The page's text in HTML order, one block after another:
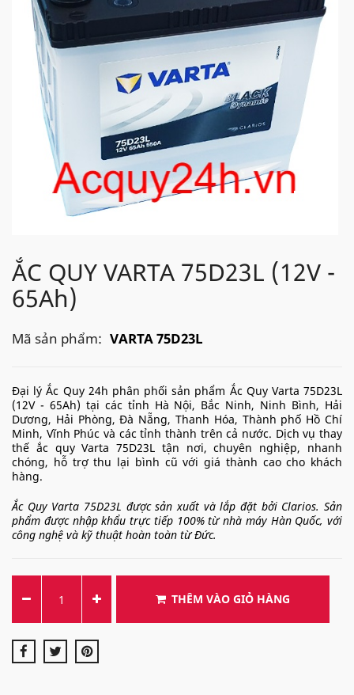
ẮC QUY VARTA 75D23L (12V -
65Ah)
Mã sản phẩm: VARTA 75D23L
Đại lý Ắc Quy 24h phân phối sản phẩm Ắc Quy Varta 75D23L
(12V - 65Ah) tại các tỉnh Hà Nội, Bắc Ninh, Ninh Bình, Hải
Dương, Hải Phòng, Đà Nẵng, Thanh Hóa, Thành phố Hồ Chí
Minh, Vĩnh Phúc và các tỉnh thành trên cả nước. Dịch vụ thay
thế ắc quy Varta 75D23L tận nơi, chuyên nghiệp, nhanh
chóng, hỗ trợ thu lại bình cũ với giá thành cao cho khách
hàng.
Ắc Quy Varta 75D23L được sản xuất và lắp đặt bởi Clarios. Sản
phẩm được nhập khẩu trực tiếp 100% từ nhà máy Hàn Quốc, với
công nghệ và kỹ thuật hoàn toàn từ Đức.
THÊM VÀO GIỎ HÀNG